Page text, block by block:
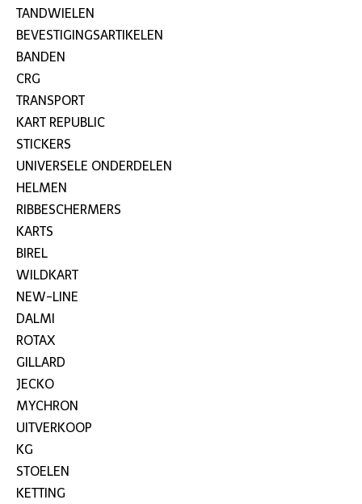
TANDWIELEN
BEVESTIGINGSARTIKELEN
BANDEN
CRG
TRANSPORT
KART REPUBLIC
STICKERS
UNIVERSELE ONDERDELEN
HELMEN
RIBBESCHERMERS
KARTS
BIREL
WILDKART
NEW-LINE
DALMI
ROTAX
GILLARD
JECKO
MYCHRON
UITVERKOOP
KG
STOELEN
KETTING